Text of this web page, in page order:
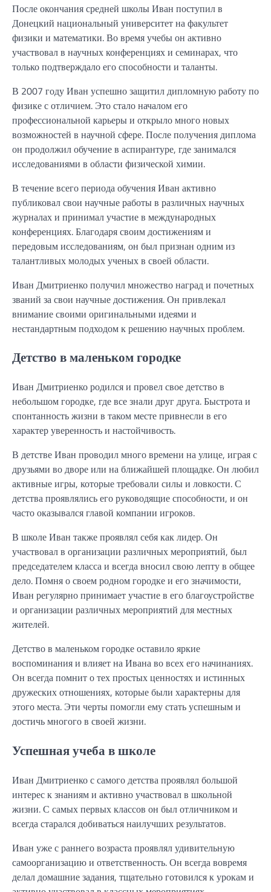
После окончания средней школы Иван поступил в
Донецкий национальный университет на факультет
физики и математики. Во время учебы он активно
участвовал в научных конференциях и семинарах, что
только подтверждало его способности и таланты.
В 2007 году Иван успешно защитил дипломную работу по
физике с отличием. Это стало началом его
профессиональной карьеры и открыло много новых
возможностей в научной сфере. После получения диплома
он продолжил обучение в аспирантуре, где занимался
исследованиями в области физической химии.
В течение всего периода обучения Иван активно
публиковал свои научные работы в различных научных
журналах и принимал участие в международных
конференциях. Благодаря своим достижениям и
передовым исследованиям, он был признан одним из
талантливых молодых ученых в своей области.
Иван Дмитриенко получил множество наград и почетных
званий за свои научные достижения. Он привлекал
внимание своими оригинальными идеями и
нестандартным подходом к решению научных проблем.
Детство в маленьком городке
Иван Дмитриенко родился и провел свое детство в
небольшом городке, где все знали друг друга. Быстрота и
спонтанность жизни в таком месте привнесли в его
характер уверенность и настойчивость.
В детстве Иван проводил много времени на улице, играя с
друзьями во дворе или на ближайшей площадке. Он любил
активные игры, которые требовали силы и ловкости. С
детства проявлялись его руководящие способности, и он
часто оказывался главой компании игроков.
В школе Иван также проявлял себя как лидер. Он
участвовал в организации различных мероприятий, был
председателем класса и всегда вносил свою лепту в общее
дело. Помня о своем родном городке и его значимости,
Иван регулярно принимает участие в его благоустройстве
и организации различных мероприятий для местных
жителей.
Детство в маленьком городке оставило яркие
воспоминания и влияет на Ивана во всех его начинаниях.
Он всегда помнит о тех простых ценностях и истинных
дружеских отношениях, которые были характерны для
этого места. Эти черты помогли ему стать успешным и
достичь многого в своей жизни.
Успешная учеба в школе
Иван Дмитриенко с самого детства проявлял большой
интерес к знаниям и активно участвовал в школьной
жизни. С самых первых классов он был отличником и
всегда старался добиваться наилучших результатов.
Иван уже с раннего возраста проявлял удивительную
самоорганизацию и ответственность. Он всегда вовремя
делал домашние задания, тщательно готовился к урокам и